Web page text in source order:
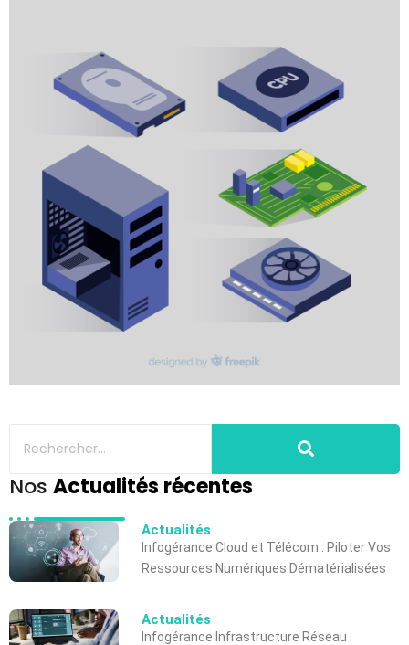
Nos Actualités récentes
Actualités
Infogérance Cloud et Télécom : Piloter Vos
Ressources Numériques Dématérialisées
Actualités
Infogérance Infrastructure Réseau :